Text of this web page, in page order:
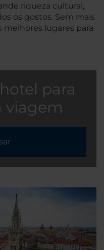
riqueza cultural,
os gostos. Sem mais
melhores lugares para
para
viagem